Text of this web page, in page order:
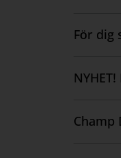
För dig
Visa
Visa
Champ
Visa